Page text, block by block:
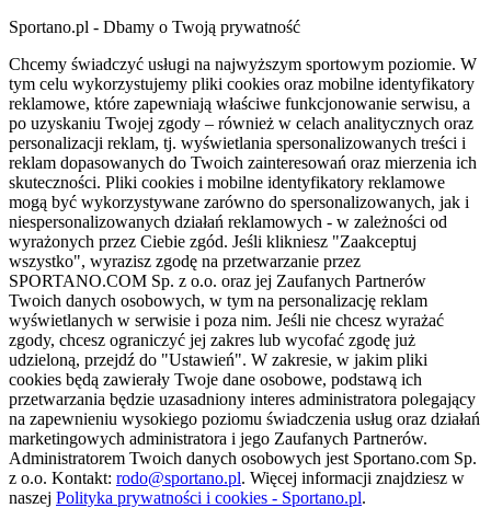
Sportano.pl - Dbamy o Twoją prywatność
Chcemy świadczyć usługi na najwyższym sportowym poziomie. W
tym celu wykorzystujemy pliki cookies oraz mobilne identyfikatory
reklamowe, które zapewniają właściwe funkcjonowanie serwisu, a
po uzyskaniu Twojej zgody – również w celach analitycznych oraz
personalizacji reklam, tj. wyświetlania spersonalizowanych treści i
reklam dopasowanych do Twoich zainteresowań oraz mierzenia ich
skuteczności. Pliki cookies i mobilne identyfikatory reklamowe
mogą być wykorzystywane zarówno do spersonalizowanych, jak i
niespersonalizowanych działań reklamowych - w zależności od
wyrażonych przez Ciebie zgód. Jeśli klikniesz "Zaakceptuj
wszystko", wyrazisz zgodę na przetwarzanie przez
SPORTANO.COM Sp. z o.o. oraz jej Zaufanych Partnerów
Twoich danych osobowych, w tym na personalizację reklam
wyświetlanych w serwisie i poza nim. Jeśli nie chcesz wyrażać
zgody, chcesz ograniczyć jej zakres lub wycofać zgodę już
udzieloną, przejdź do "Ustawień". W zakresie, w jakim pliki
cookies będą zawierały Twoje dane osobowe, podstawą ich
przetwarzania będzie uzasadniony interes administratora polegający
na zapewnieniu wysokiego poziomu świadczenia usług oraz działań
marketingowych administratora i jego Zaufanych Partnerów.
Administratorem Twoich danych osobowych jest Sportano.com Sp.
z o.o. Kontakt: rodo@sportano.pl. Więcej informacji znajdziesz w
naszej Polityka prywatności i cookies - Sportano.pl.